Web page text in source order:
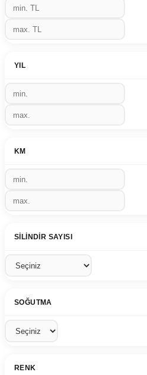
YIL
KM
SILINDIR SAYISI
SOĞUTMA
RENK